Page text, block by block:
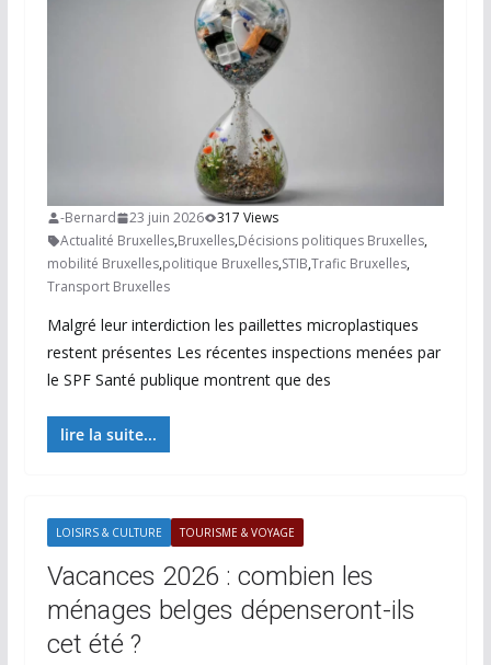
-Bernard 23 juin 2026
317 Views
Actualité Bruxelles,Bruxelles,Décisions politiques Bruxelles,
mobilité Bruxelles,politique Bruxelles,STIB,Trafic Bruxelles,
Transport Bruxelles
Malgré leur interdiction les paillettes microplastiques
restent présentes Les récentes inspections menées par
le SPF Santé publique montrent que des
lire la suite...
LOISIRS & CULTURE TOURISME & VOYAGE
Vacances 2026 : combien les
ménages belges dépenseront-ils
cet été ?